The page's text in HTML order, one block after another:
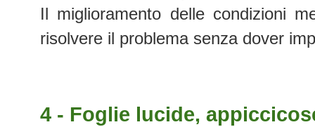
Il miglioramento delle condizioni
risolvere il problema senza dover
4 - Foglie lucide,